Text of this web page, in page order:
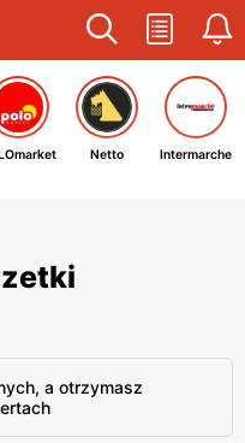
Netto Intermarche
a otrzymasz